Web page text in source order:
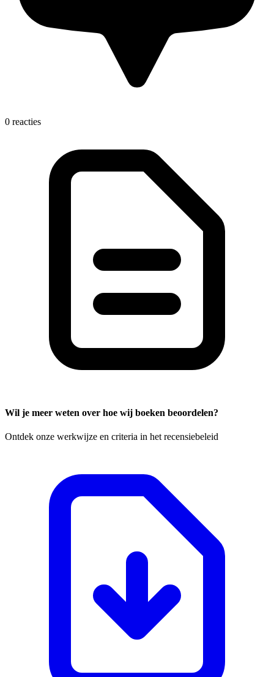
0 reacties
Wil je meer weten over hoe wij boeken beoordelen?
Ontdek onze werkwijze en criteria in het recensiebeleid